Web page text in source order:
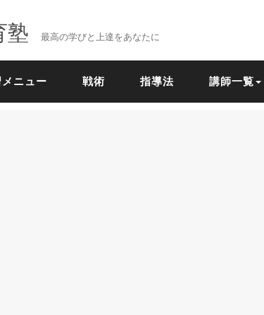
塾 最高の学びと上達をあなたに
ニュー 戦術 指導法 講師一覧